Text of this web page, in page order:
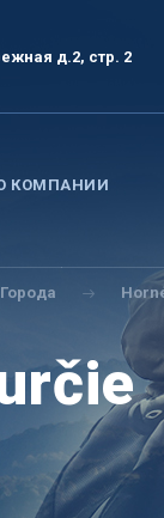
д.2, стр. 2
КОМПАНИИ
Города